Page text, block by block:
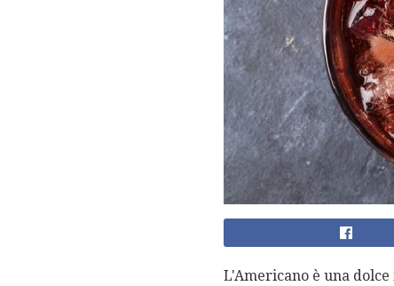
L'Americano è una